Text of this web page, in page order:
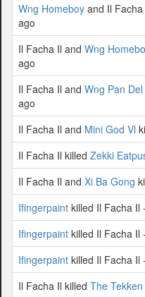
Wng Homeboy and Il
ago
Il Facha Il and Wng
ago
Il Facha Il and Wng Pan
ago
Il Facha Il and Mini God Vl
Il Facha Il killed Zekki
Il Facha Il and Xi Ba Gong
Ifingerpaint killed Il Facha Il
Ifingerpaint killed Il Facha Il
Ifingerpaint killed Il Facha Il
Il Facha Il killed The Tekken